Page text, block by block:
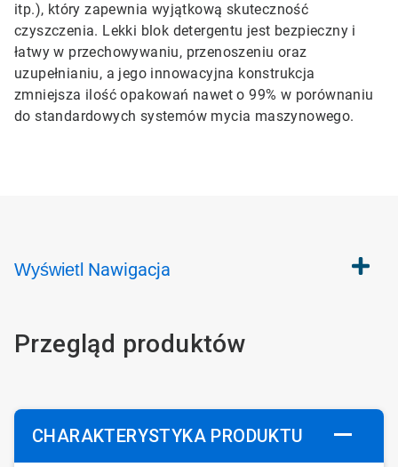
itp.), który zapewnia wyjątkową skuteczność
czyszczenia. Lekki blok detergentu jest bezpieczny i
łatwy w przechowywaniu, przenoszeniu oraz
uzupełnianiu, a jego innowacyjna konstrukcja
zmniejsza ilość opakowań nawet o 99% w porównaniu
do standardowych systemów mycia maszynowego.
Wyświetl Nawigacja
Przegląd produktów
CHARAKTERYSTYKA PRODUKTU